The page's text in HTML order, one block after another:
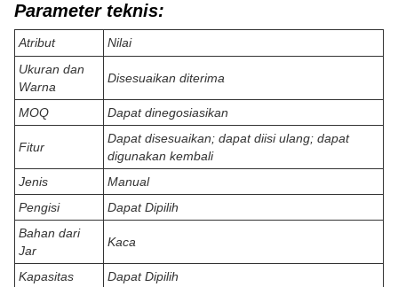
Parameter teknis:
Atribut
Nilai
Ukuran dan
Warna
Disesuaikan diterima
MOQ Dapat dinegosiasikan
Fitur
Dapat disesuaikan; dapat diisi ulang; dapat
digunakan kembali
Jenis
Manual
Pengisi
Dapat Dipilih
Bahan dari
Jar
Kaca
Kapasitas
Dapat Dipilih